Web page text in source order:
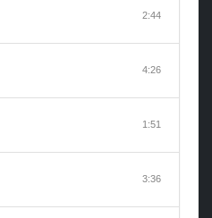
2:44
4:26
1:51
3:36